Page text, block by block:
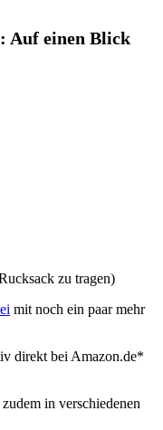
Auf einen Blick
zu tragen)
mit noch ein paar mehr
direkt bei Amazon.de*
in verschiedenen